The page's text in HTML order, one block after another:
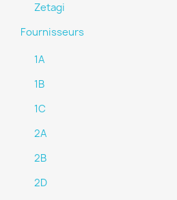
Zetagi
Fournisseurs
1A
1B
1C
2A
2B
2D